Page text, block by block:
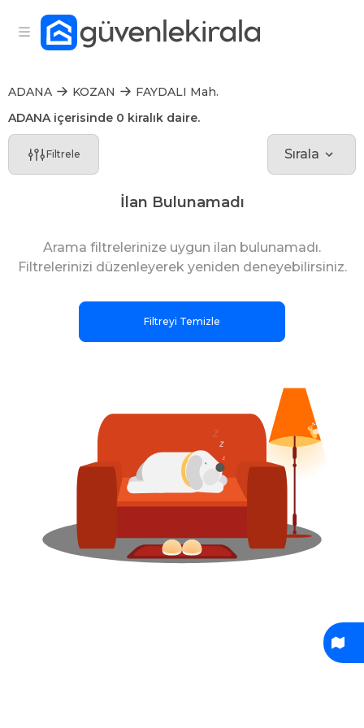
ADANA KOZAN
FAYDALI Mah.
ADANA içerisinde 0 kiralık daire.
Filtrele Sırala
İlan Bulunamadı
Arama filtrelerinize uygun ilan bulunamadı.
Filtrelerinizi düzenleyerek yeniden deneyebilirsiniz.
Filtreyi Temizle